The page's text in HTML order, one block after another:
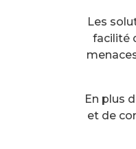
Les
facilité
En plus
et de